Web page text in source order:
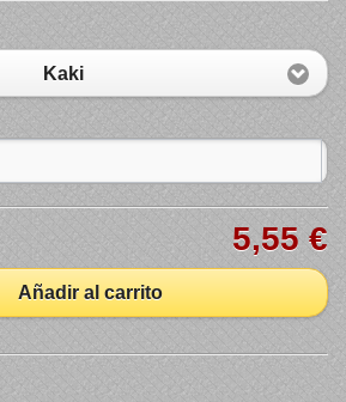
Kaki
5,55 €
Añadir al carrito